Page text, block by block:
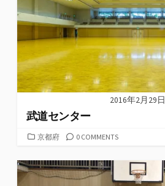
2016年2月29日
武道センター
カ
ゴ
リ
京都府 0 COMMENTS